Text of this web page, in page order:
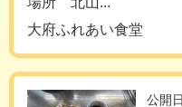
大府ふれあい食堂
公開